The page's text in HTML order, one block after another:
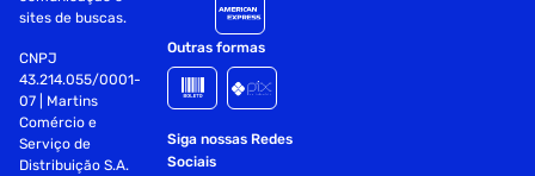
sites de buscas.
CNPJ
43.214.055/0001-
07 | Martins
Comércio e
Serviço de
Distribuição S.A.
Outras formas
Siga nossas Redes
Sociais